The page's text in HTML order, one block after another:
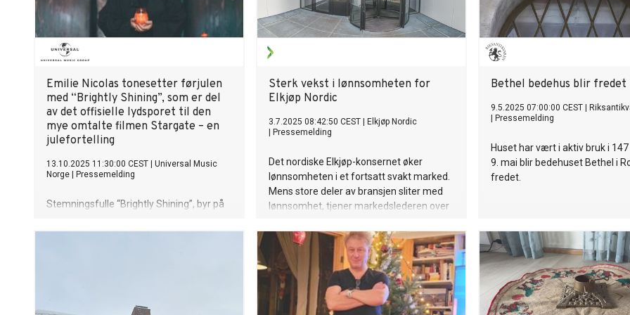
Emilie Nicolas tonesetter førjulen
med “Brightly Shining”, som er del
av det offisielle lydsporet til den
mye omtalte filmen Stargate – en
julefortelling
13.10.2025 11:30:00 CEST
Universal Music
Norge
Pressemelding
Stemningsfulle “Brightly Shining”, byr på
umiskjennelige tilstedeværelse i
og vakker låt, der Emilies karakteristiske
Sterk vekst i lønnsomheten for
Elkjøp Nordic
3.7.2025 08:42:50 CEST
Elkjøp Nordic
Pressemelding
Det nordiske Elkjøp-konsernet øker
lønnsomheten i et fortsatt svakt marked.
Mens store deler av bransjen sliter med
lønnsomhet, tjener markedslederen over
at rentekutt vil sette fart på handlelysten.
Bethel bedehus blir fredet
9.5.2025 07:00:00 CEST
Pressemelding
Huset har vært i aktiv bruk i 147
9. mai blir bedehuset Bethel i
fredet.